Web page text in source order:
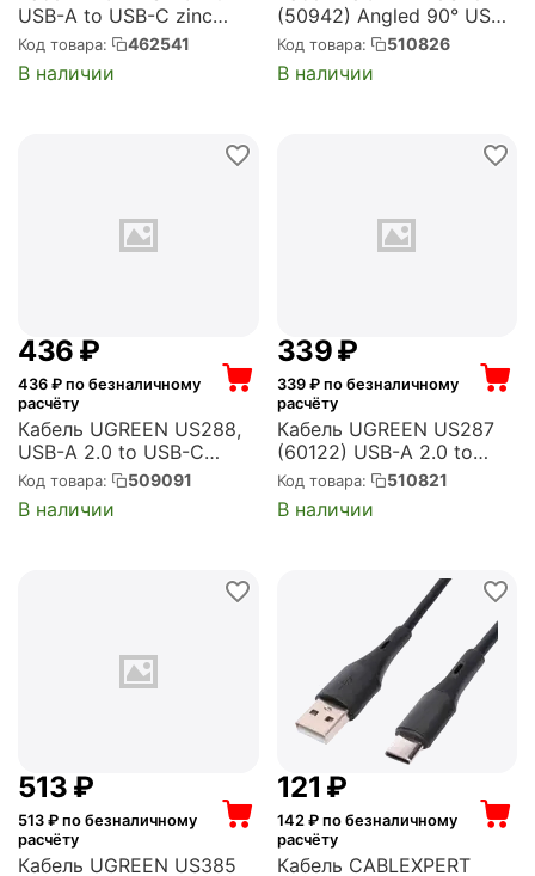
USB-A to USB-C zinc
alloy charging data cable
with display. Цвет:
черный (AF-C7-04-BK)
Код товара: 462541
В наличии
(50942) Angled 90° USB-
C Male to USB2.0 A Male
3A Data Cable. Длина:
2м. Цвет: серый космос
Код товара: 510826
В наличии
‍436‍ ₽
436 ₽ по безналичному
расчёту
Кабель UGREEN US288,
USB-A 2.0 to USB-C
Cable Nickel Plating
Aluminum Braid, 1.5 м.
черный (60127_)
Код товара: 509091
В наличии
‍339‍₽
339₽ по безналичному
расчёту
Кабель UGREEN US287
(60122) USB-A 2.0 to
USB-C Cable Nickel
Plating. Длина: 1,5м.
Цвет: белый (60122_)
Код товара: 510821
В наличии
‍513‍ ₽
513 ₽ по безналичному
расчёту
Кабель UGREEN US385
‍121‍ ₽
142₽ по безналичному
расчёту
Кабель CABLEXPERT